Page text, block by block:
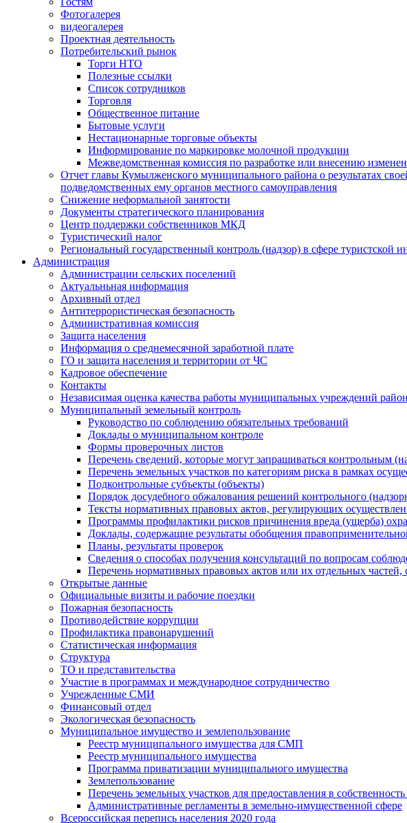
Фотогалерея
видеогалерея
Проектная деятельность
Потребительский рынок
Торги НТО
Полезные ссылки
Список сотрудников
Торговля
Общественное питание
Бытовые услуги
Нестационарные торговые объекты
Информирование по маркировке молочной продукции
Межведомственная комиссия по разработке или внесению
Отчет главы Кумылженского муниципального района о результатах
подведомственных ему органов местного самоуправления
Снижение неформальной занятости
Документы стратегического планирования
Центр поддержки собственников МКД
Туристический налог
Региональный государственный контроль (надзор) в сфере туристской
Администрация
Администрации сельских поселений
Актуальньная информация
Архивный отдел
Антитеррористическая безопасность
Административная комиссия
Защита населения
Информация о среднемесячной заработной плате
ГО и защита населения и территории от ЧС
Кадровое обеспечение
Контакты
Независимая оценка качества работы муниципальных учреждений
Муниципальный земельный контроль
Руководство по соблюдению обязательных требований
Доклады о муниципальном контроле
Формы проверочных листов
Перечень сведений, которые могут запрашиваться контрольным
Перечень земельных участков по категориям риска в рамках
Подконтрольные субъекты (объекты)
Порядок досудебного обжалования решений контрольного
Тексты нормативных правовых актов, регулирующих
Программы профилактики рисков причинения вреда (ущерба)
Доклады, содержащие результаты обобщения
Планы, результаты проверок
Сведения о способах получения консультаций по вопросам
Перечень нормативных правовых актов или их отдельных частей,
Открытые данные
Официальные визиты и рабочие поездки
Пожарная безопасность
Противодействие коррупции
Профилактика правонарушений
Статистическая информация
Структура
ТО и представительства
Участие в программах и международное сотрудничество
Учрежденные СМИ
Финансовый отдел
Экологическая безопасность
Муниципальное имущество и землепользование
Реестр муниципального имущества для СМП
Реестр муниципального имущества
Программа приватизации муниципального имущества
Землепользование
Перечень земельных участков для предоставления в
Административные регламенты в земельно-имущественной сфере
Всероссийская перепись населения 2020 года